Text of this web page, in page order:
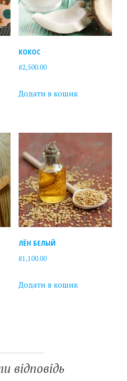
КОКОС
₴2,500.00
Додати в кошик
ЛЁН БЕЛЫЙ
₴1,100.00
Додати в кошик
відповідь